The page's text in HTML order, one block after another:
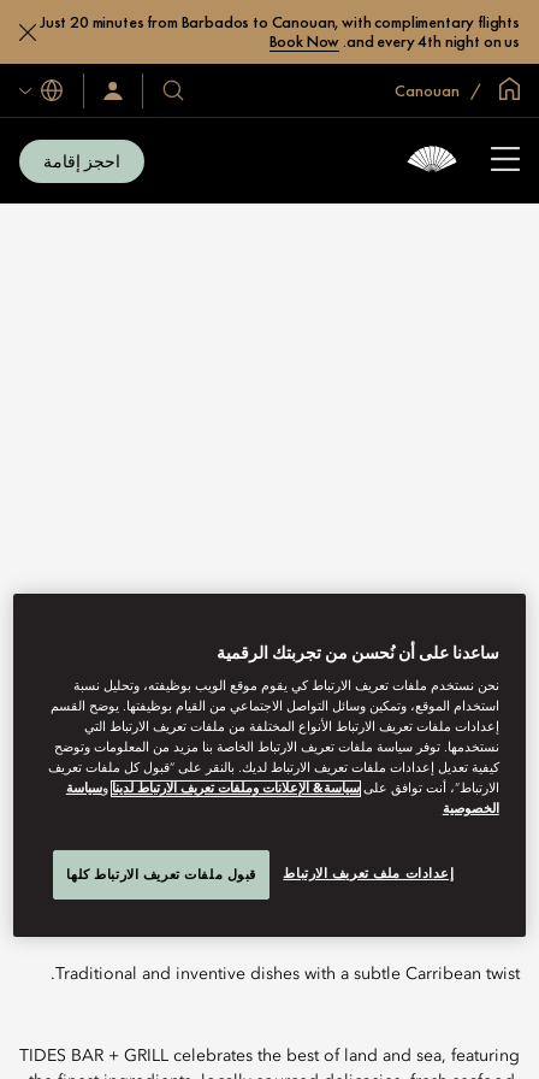
Just 20 minutes from Barbados to Canouan, with complimentary flights
and every 4th night on us.
Book Now
الصفحة الرئيسية العالمية
فنادقنا
ومنتجعاتنا
سجّل
الدخول/
اللغات
احجز إقامة
View All
TIDES BAR + GRILL
Traditional and inventive dishes with a subtle Carribean twist.
TIDES BAR + GRILL celebrates the best of land and sea, featuring
ساعدنا على أن نُحسن من تجربتك الرقمية
نحن نستخدم ملفات تعريف الارتباط كي يقوم موقع الويب بوظيفته، وتحليل نسبة
استخدام الموقع، وتمكين وسائل التواصل الاجتماعي من القيام بوظيفتها. يوضح القسم
إعدادات ملفات تعريف الارتباط الأنواع المختلفة من ملفات تعريف الارتباط التي
نستخدمها. توفر سياسة ملفات تعريف الارتباط الخاصة بنا مزيد من المعلومات وتوضح
كيفية تعديل إعدادات ملفات تعريف الارتباط لديك. بالنقر على “قبول كل ملفات تعريف
الارتباط”، أنت توافق علىسياسة& الإعلانات وملفات تعريف الارتباط لدينا وسياسة
الخصوصية
إعدادات ملف تعريف الارتباط قبول ملفات تعريف الارتباط كلها